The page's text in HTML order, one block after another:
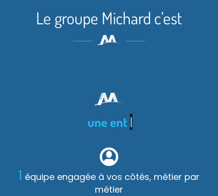
Le groupe Michard c’est
une entreprise fami
1 équipe engagée à vos côtés, métier par
métier